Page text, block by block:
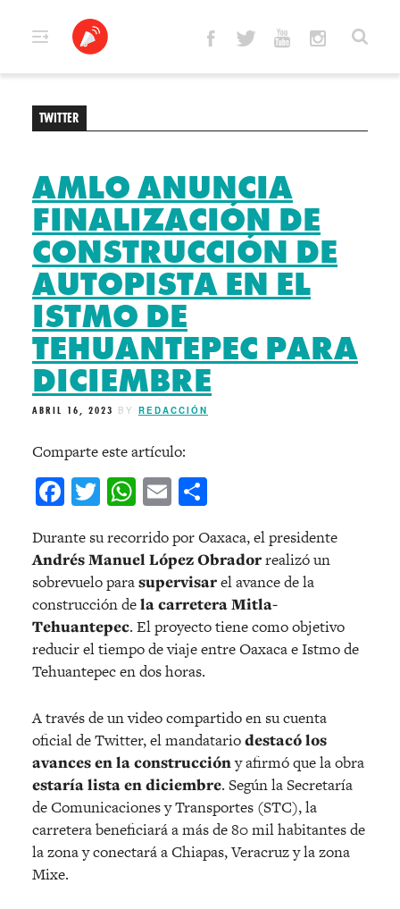
TWITTER
AMLO ANUNCIA
FINALIZACIÓN DE
CONSTRUCCIÓN DE
AUTOPISTA EN EL
ISTMO DE
TEHUANTEPEC PARA
DICIEMBRE
ABRIL 16, 2023 BY REDACCIÓN
Comparte este artículo:
Facebook
Twitter
WhatsApp
Email
Durante su recorrido por Oaxaca, el presidente
Andrés Manuel López Obradorrealizó un
sobrevuelo parasupervisarel avance de la
construcción dela carretera Mitla-
Tehuantepec. El proyecto tiene como objetivo
reducir el tiempo de viaje entre Oaxaca e Istmo de
Tehuantepec en dos horas.
A través de un video compartido en su cuenta
oficial de Twitter, el mandatariodestacó los
avances en la construccióny afirmó que la obra
estaría lista en diciembre. Según la Secretaría
de Comunicaciones y Transportes (STC), la
carretera beneficiará a más de 80 mil habitantes de
la zona y conectará a Chiapas, Veracruz y la zona
Mixe.